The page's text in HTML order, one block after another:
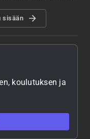
sisään
koulutuksen ja